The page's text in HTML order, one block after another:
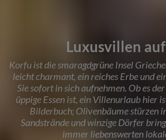
Luxusvillen
Korfu ist die smaragdgrüne Insel
leicht charmant, ein reiches Erbe und
Sie sofort in sich aufnehmen. Ob es
üppige Essen ist, ein Villenurlaub hier
Bilderbuch; Olivenbäume stürzen
Sandstrände und winzige Dörfer
immer liebenswerten